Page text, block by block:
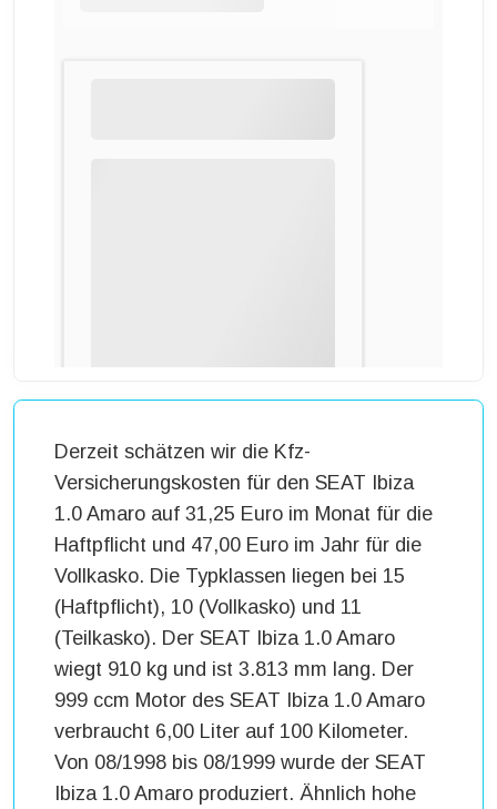
Derzeit schätzen wir die Kfz-
Versicherungskosten für den SEAT Ibiza
1.0 Amaro auf 31,25 Euro im Monat für die
Haftpflicht und 47,00 Euro im Jahr für die
Vollkasko. Die Typklassen liegen bei 15
(Haftpflicht), 10 (Vollkasko) und 11
(Teilkasko). Der SEAT Ibiza 1.0 Amaro
wiegt 910 kg und ist 3.813 mm lang. Der
999 ccm Motor des SEAT Ibiza 1.0 Amaro
verbraucht 6,00 Liter auf 100 Kilometer.
Von 08/1998 bis 08/1999 wurde der SEAT
Ibiza 1.0 Amaro produziert. Ähnlich hohe